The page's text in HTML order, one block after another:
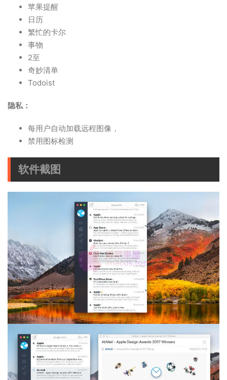
苹果提醒
日历
繁忙的卡尔
事物
2至
奇妙清单
Todoist
隐私：
每用户自动加载远程图像，
禁用图标检测
软件截图